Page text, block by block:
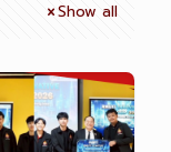
Show all